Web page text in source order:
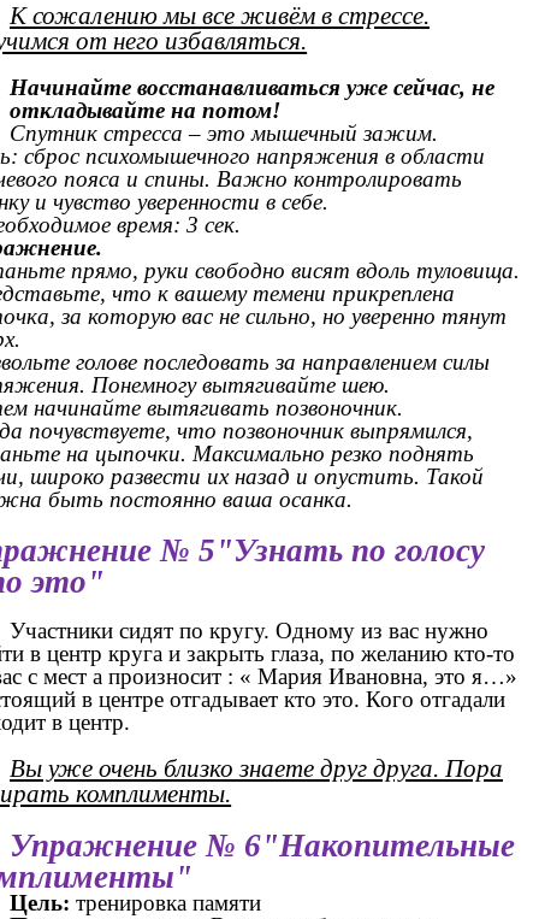
К сожалению мы все живём в стрессе.
от него избавляться.
Начинайте восстанавливаться уже сейчас, не
откладывайте на потом!
Спутник стресса – это мышечный зажим.
сброс психомышечного напряжения в области
пояса и спины. Важно контролировать
и чувство уверенности в себе.
время: 3 сек.
прямо, руки свободно висят вдоль туловища.
что к вашему темени прикреплена
за которую вас не сильно, но уверенно тянут
голове последовать за направлением силы
Понемногу вытягивайте шею.
начинайте вытягивать позвоночник.
почувствуете, что позвоночник выпрямился,
на цыпочки. Максимально резко поднять
широко развести их назад и опустить. Такой
быть постоянно ваша осанка.
№ 5"Узнать по голосу
это"
Участники сидят по кругу. Одному из вас нужно
в центр круга и закрыть глаза, по желанию кто-то
с мест а произносит : « Мария Ивановна, это я…»
в центре отгадывает кто это. Кого отгадали
в центр.
Вы уже очень близко знаете друг друга. Пора
комплименты.
Упражнение № 6"Накопительные
Цель: тренировка памяти